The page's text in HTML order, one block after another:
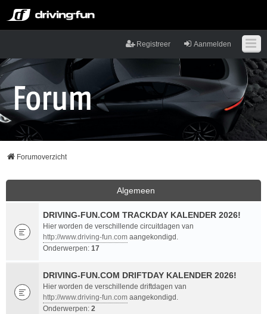
Aanmelden
Registreer
Forumoverzicht
Algemeen
DRIVING-FUN.COM TRACKDAY KALENDER 2026!
Hier worden de verschillende circuitdagen van
http://www.driving-fun.com aangekondigd.
Onderwerpen: 17
DRIVING-FUN.COM DRIFTDAY KALENDER 2026!
Hier worden de verschillende driftdagen van
http://www.driving-fun.com aangekondigd.
Onderwerpen: 2